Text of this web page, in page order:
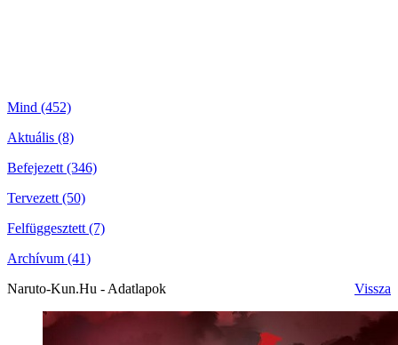
Mind (452)
Aktuális (8)
Befejezett (346)
Tervezett (50)
Felfüggesztett (7)
Archívum (41)
Naruto-Kun.Hu - Adatlapok
Vissza